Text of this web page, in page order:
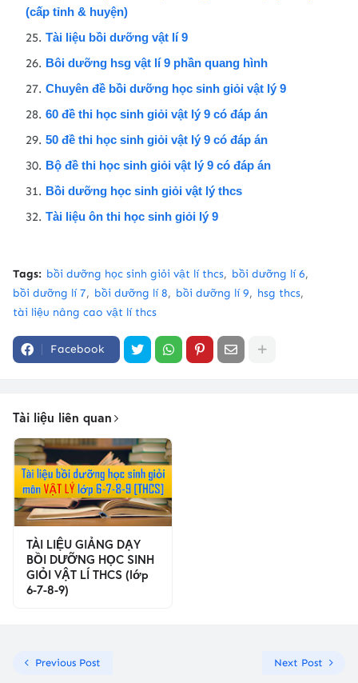
(cấp tỉnh & huyện)
Tài liệu bồi dưỡng vật lí 9
Bôi dưỡng hsg vật lí 9 phần quang hình
Chuyên đề bồi dưỡng học sinh giỏi vật lý 9
60 đề thi học sinh giỏi vật lý 9 có đáp án
50 đề thi học sinh giỏi vật lý 9 có đáp án
Bộ đề thi học sinh giỏi vật lý 9 có đáp án
Bồi dưỡng học sinh giỏi vật lý thcs
Tài liệu ôn thi học sinh giỏi lý 9
Tags: bồi dưỡng học sinh giỏi vật lí thcs
bồi dưỡng lí 6
bồi dưỡng lí 7
bồi dưỡng lí 8 bồi dưỡng lí 9
hsg thcs
tài liệu nâng cao vật lí thcs
Facebook
Tài liệu liên quan
TÀI LIỆU GIẢNG DẠY
BỒI DƯỠNG HỌC SINH
GIỎI VẬT LÍ THCS (lớp
6-7-8-9)
Previous Post Next Post